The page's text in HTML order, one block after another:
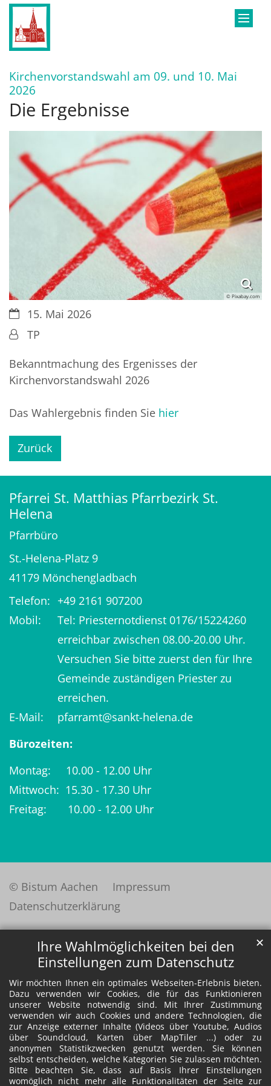
Ihre Wahlmöglichkeiten bei den
Einstellungen zum Datenschutz
Wir möchten Ihnen ein optimales Webseiten-Erlebnis bieten.
Dazu verwenden wir Cookies, die für das Funktionieren
unserer Website notwendig sind. Mit Ihrer Zustimmung
verwenden wir auch Cookies und andere Technologien, die
zur Anzeige externer Inhalte (Videos über Youtube, Audios
über Soundcloud, Karten über MapTiler ...) oder zu
anonymen Statistikzwecken genutzt werden. Sie können
selbst entscheiden, welche Kategorien Sie zulassen möchten.
Bitte beachten Sie, dass auf Basis Ihrer Einstellungen
womöglich nicht mehr alle Funktionalitäten der Seite zur
✕
Zum Inhalt springen
Kirchenvorstandswahl am 09. und 10. Mai
2026
Die Ergebnisse
© Pixabay.com
Datum:15. Mai 2026
Von:TP
Bekanntmachung des Ergenisses der
Kirchenvorstandswahl 2026
Das Wahlergebnis finden Sie hier
Zurück
Pfarrei St. Matthias Pfarrbezirk St.
Helena
Pfarrbüro
St.-Helena-Platz 9
41179 Mönchengladbach
Telefon: +49 2161 907200
Mobil:
Tel: Priesternotdienst 0176/15224260
erreichbar zwischen 08.00-20.00 Uhr.
Versuchen Sie bitte zuerst den für Ihre
Gemeinde zuständigen Priester zu
erreichen.
E-Mail:
pfarramt@sankt-helena.de
Bürozeiten:
Montag: 10.00 - 12.00 Uhr
Mittwoch: 15.30 - 17.30 Uhr
Freitag: 10.00 - 12.00 Uhr
© Bistum Aachen
Impressum
Datenschutzerklärung